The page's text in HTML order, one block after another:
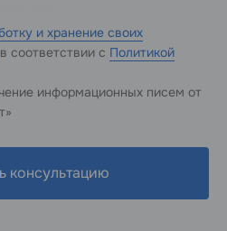
и хранение своих
в соответствии с Политикой
информационных писем от
консультацию